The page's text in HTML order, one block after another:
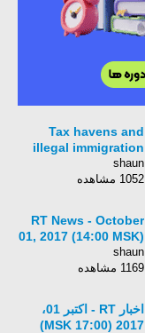
Tax havens and
illegal immigration
shaun
1052 مشاهده
RT News - October
01, 2017 (14:00 MSK)
shaun
1169 مشاهده
اخبار RT - اکتبر 01،
2017 (17:00 MSK)